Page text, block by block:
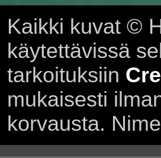
Kaikki kuvat ©
käytettävissä
tarkoituksiin
mukaisesti
korvausta.